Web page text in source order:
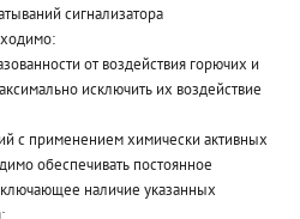
сигнализатора
от воздействия горючих и
исключить их воздействие
с применением химически активных
обеспечивать постоянное
наличие указанных